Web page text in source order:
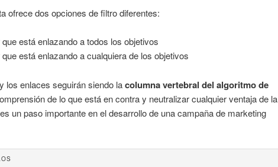
ofrece dos opciones de filtro diferentes:
está enlazando a todos los objetivos
está enlazando a cualquiera de los objetivos
los enlaces seguirán siendo lacolumna vertebral del algoritmo de
de lo que está en contra y neutralizar cualquier ventaja de la
un paso importante en el desarrollo de una campaña de marketing